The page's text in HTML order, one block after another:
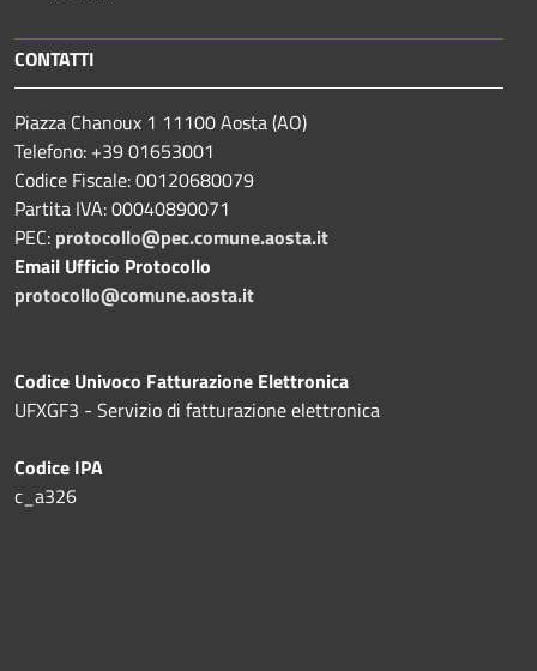
CONTATTI
Piazza Chanoux 1 11100 Aosta (AO)
Telefono: +39 01653001
Codice Fiscale: 00120680079
Partita IVA: 00040890071
PEC: protocollo@pec.comune.aosta.it
Email Ufficio Protocollo
protocollo@comune.aosta.it
Codice Univoco Fatturazione Elettronica
UFXGF3 - Servizio di fatturazione elettronica
Codice IPA
c_a326